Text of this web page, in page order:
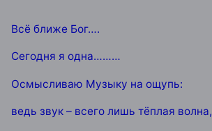
Всё ближе Бог….
Сегодня я одна………
Осмысливаю Музыку на ощупь:
ведь звук – всего лишь тёплая волна,